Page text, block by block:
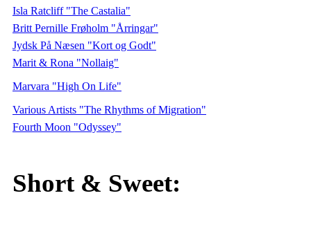
Isla Ratcliff "The Castalia"
Britt Pernille Frøholm "Årringar"
Jydsk På Næsen "Kort og Godt"
Marit & Rona "Nollaig"
Marvara "High On Life"
Various Artists "The Rhythms of Migration"
Fourth Moon "Odyssey"
Short & Sweet: